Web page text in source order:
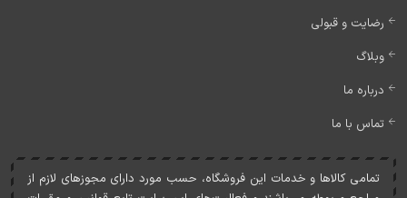
رضایت و قبولی
وبلاگ
درباره ما
تماس با ما
تمامی کالاها و خدمات اين فروشگاه، حسب مورد دارای مجوزهای لازم از